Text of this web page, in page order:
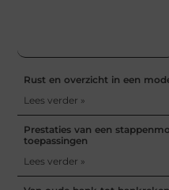
Rust en overzicht in een
Lees verder »
Prestaties van een
toepassingen
Lees verder »